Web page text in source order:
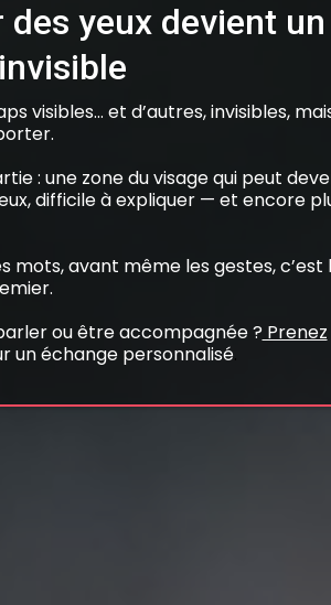
yeux devient un
visibles… et d’autres, invisibles,
: une zone du visage qui peut
difficile à expliquer — et encore
mots, avant même les gestes, c’est
ou être accompagnée ? Prenez
un échange personnalisé.